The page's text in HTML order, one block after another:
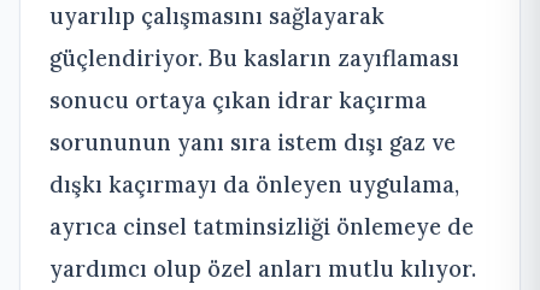
uyarılıp çalışmasını sağlayarak
güçlendiriyor. Bu kasların zayıflaması
sonucu ortaya çıkan idrar kaçırma
sorununun yanı sıra istem dışı gaz ve
dışkı kaçırmayı da önleyen uygulama,
ayrıca cinsel tatminsizliği önlemeye de
yardımcı olup özel anları mutlu kılıyor.